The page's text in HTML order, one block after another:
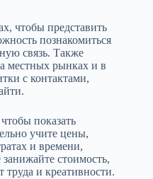
чтобы представить
познакомиться
связь. Также
местных рынках и в
с контактами,
показать
учите цены,
и времени,
стоимость,
труда и креативности.